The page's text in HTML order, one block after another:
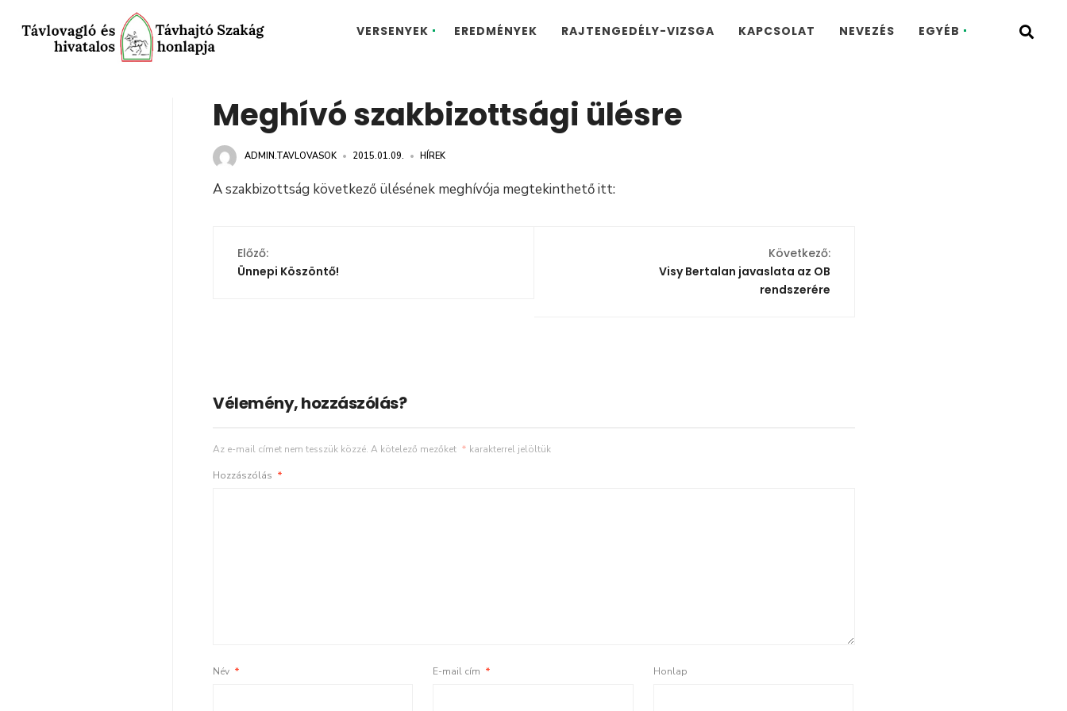
VERSENYEK EREDMÉNYEK RAJTENGEDÉLY-VIZSGA KAPCSOLAT NEVEZÉS EGYÉB
Meghívó szakbizottsági ülésre
ADMIN.TAVLOVASOK • 2015.01.09. • HÍREK
A szakbizottság következő ülésének meghívója megtekinthető itt:
Előző:
Ünnepi Köszöntő!
Következő:
Visy Bertalan javaslata az OB
rendszerére
Vélemény, hozzászólás?
Az e-mail címet nem tesszük közzé. A kötelező mezőket * karakterrel jelöltük
Hozzászólás *
Név * E-mail cím * Honlap